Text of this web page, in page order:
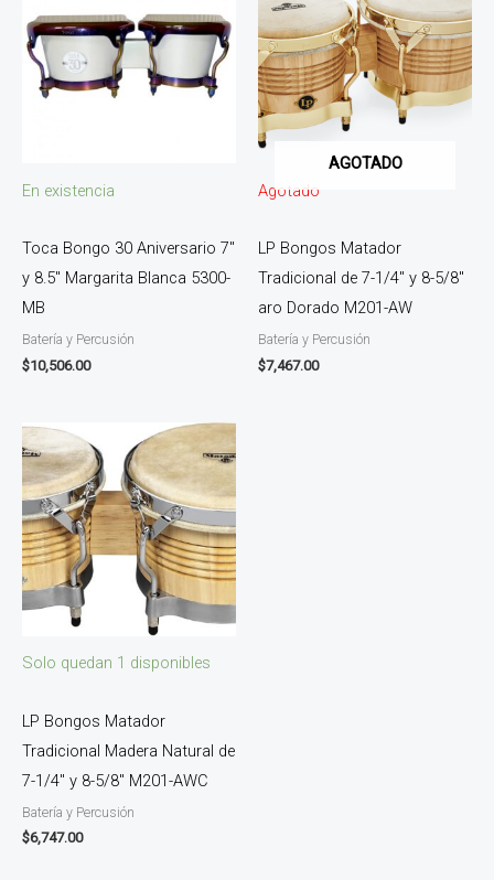
En existencia
Toca Bongo 30 Aniversario 7″
y 8.5″ Margarita Blanca 5300-
MB
Batería y Percusión
$10,506.00
AGOTADO
Agotado
LP Bongos Matador
Tradicional de 7-1/4″ y 8-5/8″
aro Dorado M201-AW
Batería y Percusión
$7,467.00
Solo quedan 1 disponibles
LP Bongos Matador
Tradicional Madera Natural de
7-1/4″ y 8-5/8″ M201-AWC
Batería y Percusión
$6,747.00